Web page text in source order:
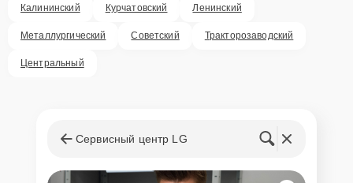
Калининский Курчатовский Ленинский
Металлургический Советский Тракторозаводский
Центральный
Сервисный центр LG